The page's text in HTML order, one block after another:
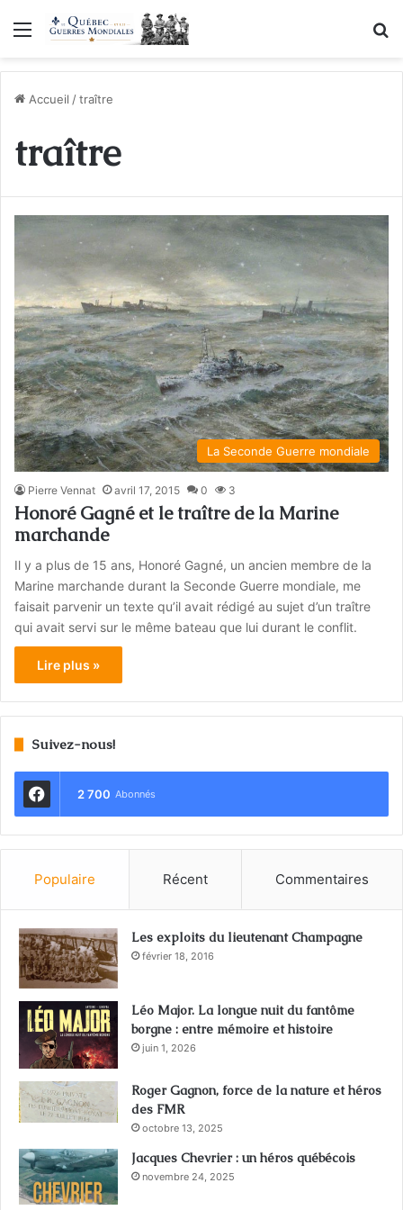
Menu
Accueil /traître
traître
La Seconde Guerre mondiale
Pierre Vennat avril 17, 2015 0 3
Honoré Gagné et le traître de la Marine
marchande
Il y a plus de 15 ans, Honoré Gagné, un ancien membre de la
Marine marchande durant la Seconde Guerre mondiale, me
faisait parvenir un texte qu’il avait rédigé au sujet d’un traître
qui avait servi sur le même bateau que lui durant le conflit.
Lire plus »
Suivez-nous!
2 700 Abonnés
Populaire Récent Commentaires
Les exploits du lieutenant Champagne
février 18, 2016
Léo Major. La longue nuit du fantôme
borgne : entre mémoire et histoire
juin 1, 2026
Roger Gagnon, force de la nature et héros
des FMR
octobre 13, 2025
Jacques Chevrier : un héros québécois
novembre 24, 2025